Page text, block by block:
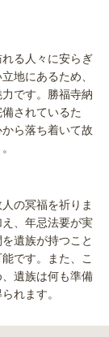
る人々に安らぎ
地にあるため、
です。勝福寺納
されているた
ら落ち着いて故
の冥福を祈りま
、年忌法要が実
遺族が持つこと
です。また、こ
遺族は何も準備
れます。